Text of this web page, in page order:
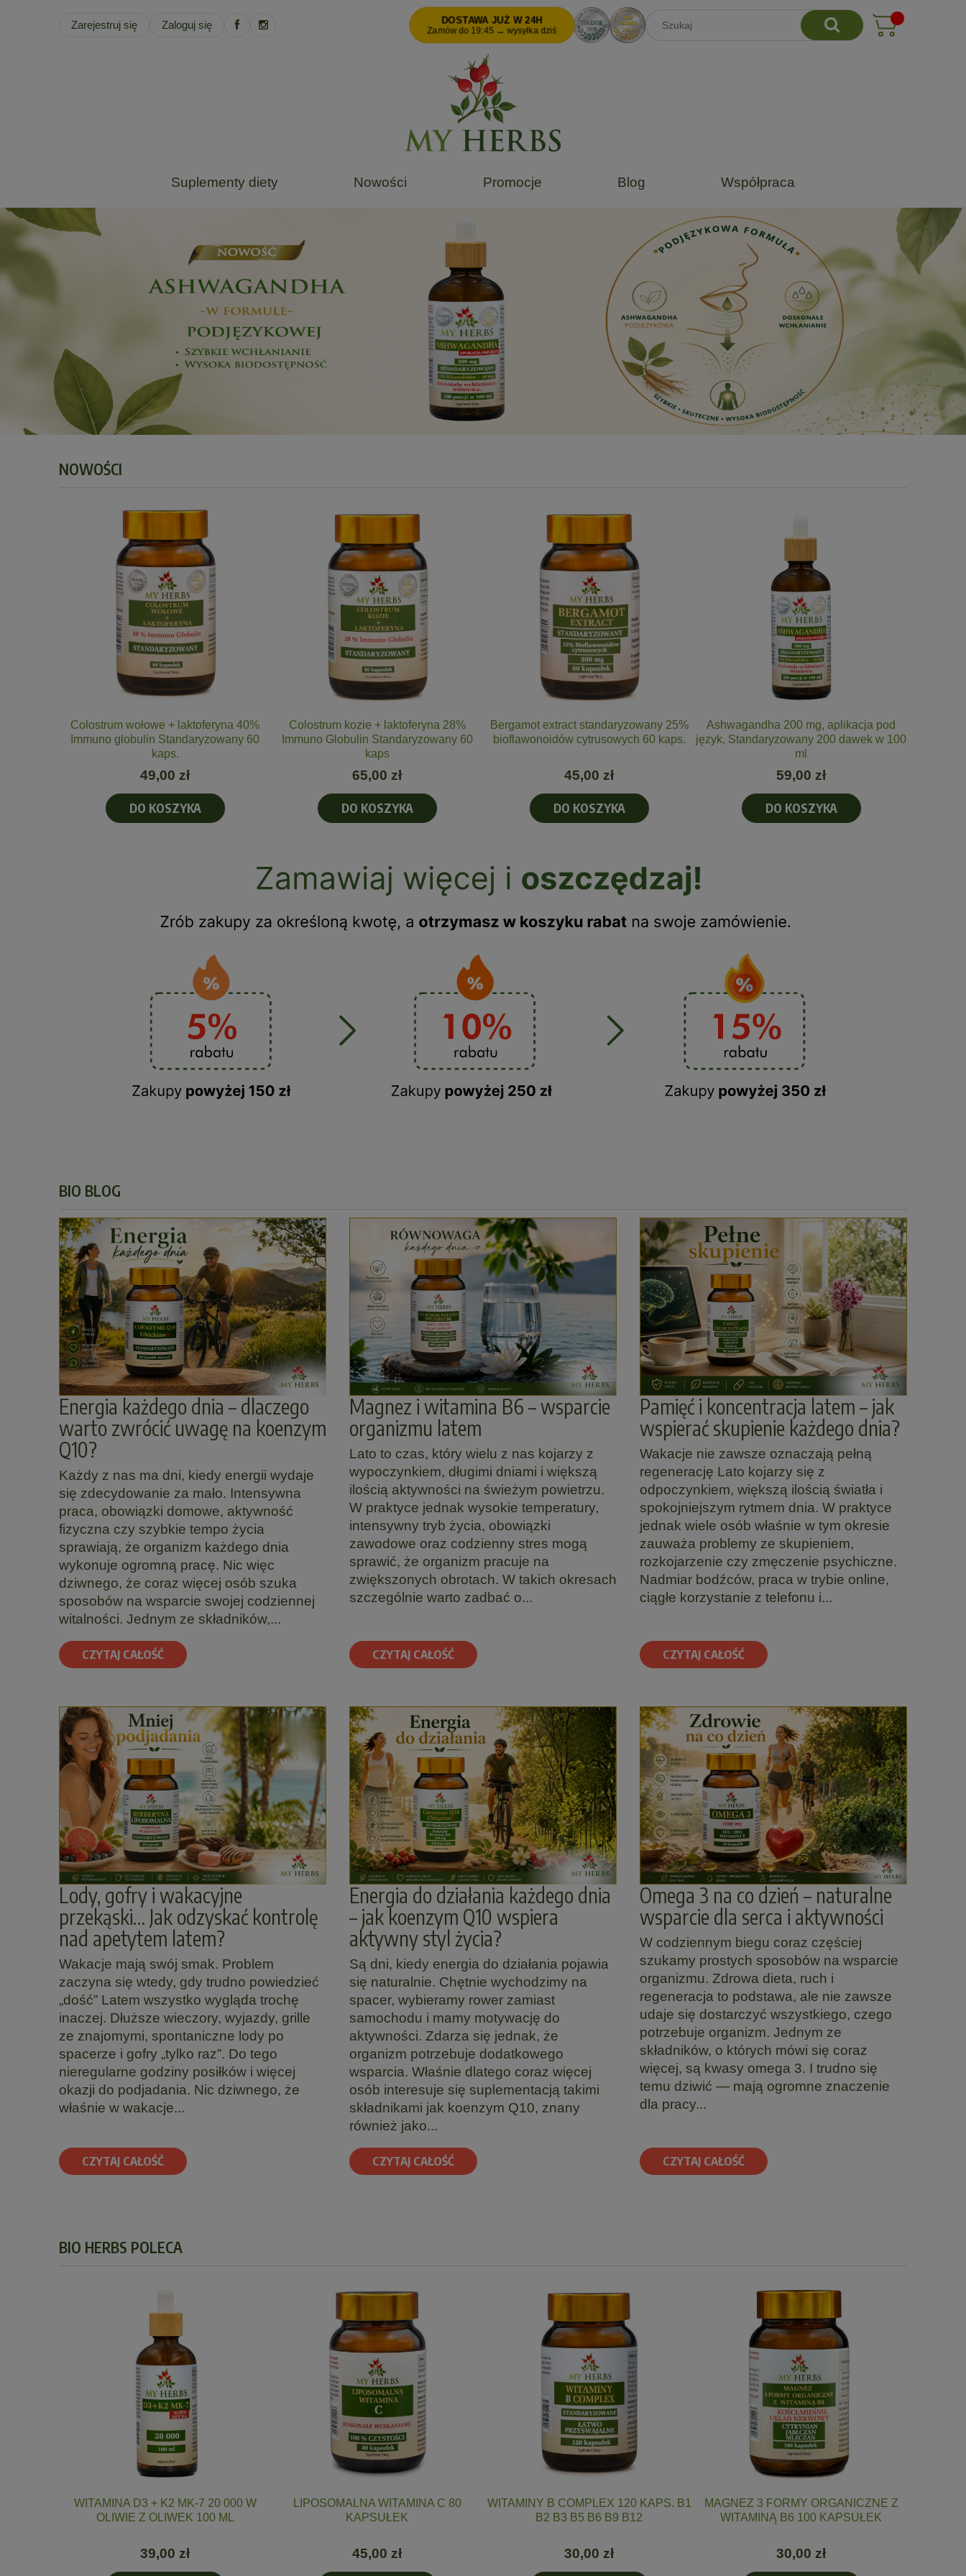
Zarejestruj się Zaloguj się DOSTAWA JUŻ W 24H
Zamów do 19:45 → wysyłka dziś
Suplementy diety Nowości Promocje Blog Współpraca
NOWOŚCI
Colostrum wołowe + laktoferyna 40%
Immuno globulin Standaryzowany 60
kaps.
49,00 zł
DO KOSZYKA
Colostrum kozie + laktoferyna 28%
Immuno Globulin Standaryzowany 60
kaps
65,00 zł
DO KOSZYKA
Bergamot extract standaryzowany 25%
bioflawonoidów cytrusowych 60 kaps.
45,00 zł
DO KOSZYKA
Ashwagandha 200 mg, aplikacja pod
język, Standaryzowany 200 dawek w 100
ml
59,00 zł
DO KOSZYKA
BIO BLOG
Energia każdego dnia – dlaczego
warto zwrócić uwagę na koenzym
Q10?
Każdy z nas ma dni, kiedy energii wydaje
się zdecydowanie za mało. Intensywna
praca, obowiązki domowe, aktywność
fizyczna czy szybkie tempo życia
sprawiają, że organizm każdego dnia
wykonuje ogromną pracę. Nic więc
dziwnego, że coraz więcej osób szuka
sposobów na wsparcie swojej codziennej
witalności. Jednym ze składników,...
CZYTAJ CAŁOŚĆ
Magnez i witamina B6 – wsparcie
organizmu latem
Lato to czas, który wielu z nas kojarzy z
wypoczynkiem, długimi dniami i większą
ilością aktywności na świeżym powietrzu.
W praktyce jednak wysokie temperatury,
intensywny tryb życia, obowiązki
zawodowe oraz codzienny stres mogą
sprawić, że organizm pracuje na
zwiększonych obrotach. W takich okresach
szczególnie warto zadbać o...
CZYTAJ CAŁOŚĆ
Pamięć i koncentracja latem – jak
wspierać skupienie każdego dnia?
Wakacje nie zawsze oznaczają pełną
regenerację Lato kojarzy się z
odpoczynkiem, większą ilością światła i
spokojniejszym rytmem dnia. W praktyce
jednak wiele osób właśnie w tym okresie
zauważa problemy ze skupieniem,
rozkojarzenie czy zmęczenie psychiczne.
Nadmiar bodźców, praca w trybie online,
ciągłe korzystanie z telefonu i...
CZYTAJ CAŁOŚĆ
Lody, gofry i wakacyjne
przekąski… Jak odzyskać kontrolę
nad apetytem latem?
Wakacje mają swój smak. Problem
zaczyna się wtedy, gdy trudno powiedzieć
„dość” Latem wszystko wygląda trochę
inaczej. Dłuższe wieczory, wyjazdy, grille
ze znajomymi, spontaniczne lody po
spacerze i gofry „tylko raz”. Do tego
nieregularne godziny posiłków i więcej
okazji do podjadania. Nic dziwnego, że
właśnie w wakacje...
CZYTAJ CAŁOŚĆ
Energia do działania każdego dnia
– jak koenzym Q10 wspiera
aktywny styl życia?
Są dni, kiedy energia do działania pojawia
się naturalnie. Chętnie wychodzimy na
spacer, wybieramy rower zamiast
samochodu i mamy motywację do
aktywności. Zdarza się jednak, że
organizm potrzebuje dodatkowego
wsparcia. Właśnie dlatego coraz więcej
osób interesuje się suplementacją takimi
składnikami jak koenzym Q10, znany
również jako...
CZYTAJ CAŁOŚĆ
Omega 3 na co dzień – naturalne
wsparcie dla serca i aktywności
W codziennym biegu coraz częściej
szukamy prostych sposobów na wsparcie
organizmu. Zdrowa dieta, ruch i
regeneracja to podstawa, ale nie zawsze
udaje się dostarczyć wszystkiego, czego
potrzebuje organizm. Jednym ze
składników, o których mówi się coraz
więcej, są kwasy omega 3. I trudno się
temu dziwić — mają ogromne znaczenie
dla pracy...
CZYTAJ CAŁOŚĆ
BIO HERBS POLECA
WITAMINA D3 + K2 MK-7 20 000 W
OLIWIE Z OLIWEK 100 ML
39,00 zł
LIPOSOMALNA WITAMINA C 80
KAPSUŁEK
45,00 zł
WITAMINY B COMPLEX 120 KAPS. B1
B2 B3 B5 B6 B9 B12
30,00 zł
MAGNEZ 3 FORMY ORGANICZNE Z
WITAMINĄ B6 100 KAPSUŁEK
30,00 zł